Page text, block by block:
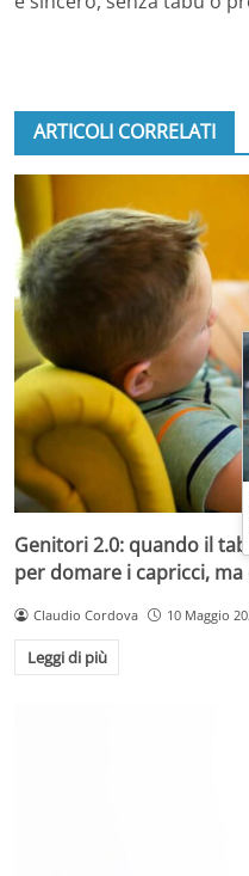
ARTICOLI CORRELATI
Genitori 2.0: quando il
per domare i capricci,
Claudio Cordova 10 Maggio
Leggi di più